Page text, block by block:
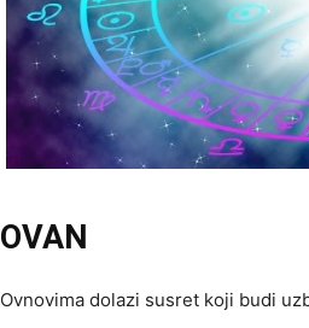
OVAN
Ovnovima dolazi susret koji budi